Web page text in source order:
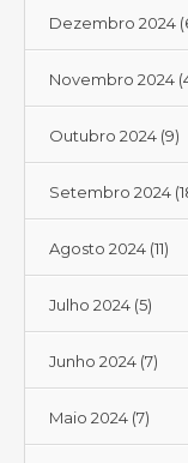
Dezembro 2024
Novembro 2024
Outubro 2024 (9)
Setembro 2024
Agosto 2024 (11)
Julho 2024 (5)
Junho 2024 (7)
Maio 2024 (7)